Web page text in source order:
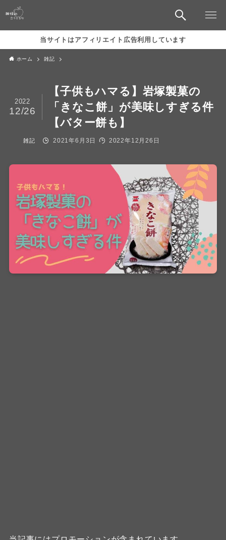
当サイトはアフィリエイト広告利用しています
ホーム 雑記
【子供もハマる】岩塚製菓の
「きなこ餅」が美味しすぎる件
【バター餅も】
2022
12/26
雑記 2021年6月3日 2022年12月26日